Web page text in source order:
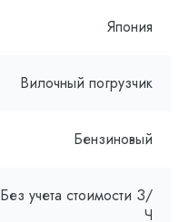
Япония
Вилочный погрузчик
Бензиновый
Без учета стоимости З/
Ч